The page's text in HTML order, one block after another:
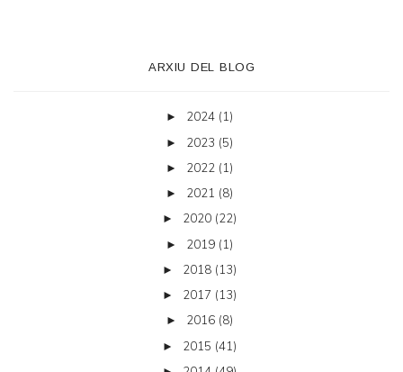
ARXIU DEL BLOG
► 2024 (1)
► 2023 (5)
► 2022 (1)
► 2021 (8)
► 2020 (22)
► 2019 (1)
► 2018 (13)
► 2017 (13)
► 2016 (8)
► 2015 (41)